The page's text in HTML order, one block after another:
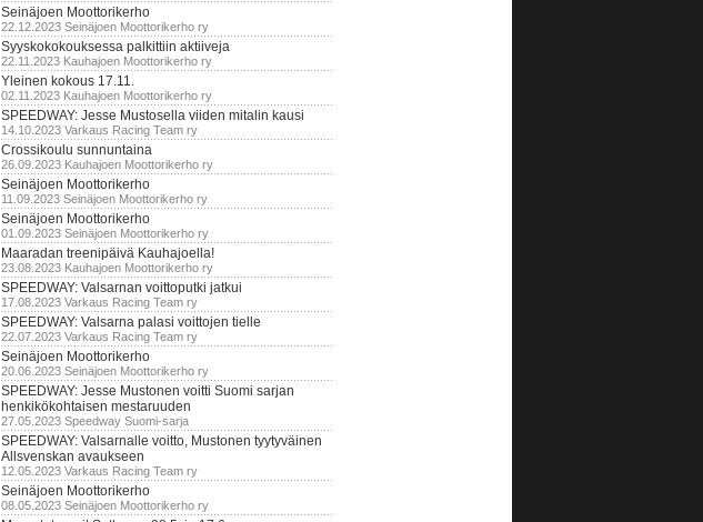
Seinäjoen Moottorikerho
22.12.2023 Seinäjoen Moottorikerho ry
Syyskokokouksessa palkittiin aktiiveja
22.11.2023 Kauhajoen Moottorikerho ry
Yleinen kokous 17.11.
02.11.2023 Kauhajoen Moottorikerho ry
SPEEDWAY: Jesse Mustosella viiden mitalin kausi
14.10.2023 Varkaus Racing Team ry
Crossikoulu sunnuntaina
26.09.2023 Kauhajoen Moottorikerho ry
Seinäjoen Moottorikerho
11.09.2023 Seinäjoen Moottorikerho ry
Seinäjoen Moottorikerho
01.09.2023 Seinäjoen Moottorikerho ry
Maaradan treenipäivä Kauhajoella!
23.08.2023 Kauhajoen Moottorikerho ry
SPEEDWAY: Valsarnan voittoputki jatkui
17.08.2023 Varkaus Racing Team ry
SPEEDWAY: Valsarna palasi voittojen tielle
22.07.2023 Varkaus Racing Team ry
Seinäjoen Moottorikerho
20.06.2023 Seinäjoen Moottorikerho ry
SPEEDWAY: Jesse Mustonen voitti Suomi sarjan
henkikökohtaisen mestaruuden
27.05.2023 Speedway Suomi-sarja
SPEEDWAY: Valsarnalle voitto, Mustonen tyytyväinen
Allsvenskan avaukseen
12.05.2023 Varkaus Racing Team ry
Seinäjoen Moottorikerho
08.05.2023 Seinäjoen Moottorikerho ry